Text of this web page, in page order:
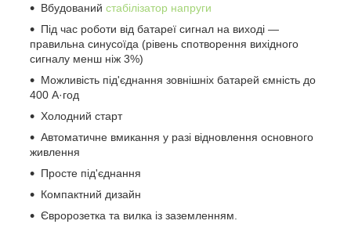
Вбудований стабілізатор напруги
Під час роботи від батареї сигнал на виході —
правильна синусоїда (рівень спотворення вихідного
сигналу менш ніж 3%)
Можливість під'єднання зовнішніх батарей ємність до
400 А·год
Холодний старт
Автоматичне вмикання у разі відновлення основного
живлення
Просте під'єднання
Компактний дизайн
Євророзетка та вилка із заземленням.